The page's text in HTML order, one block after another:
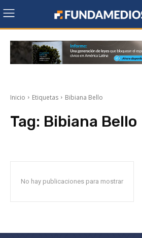
Inicio Etiquetas Bibiana Bello
Tag: Bibiana Bello
No hay publicaciones para mostrar